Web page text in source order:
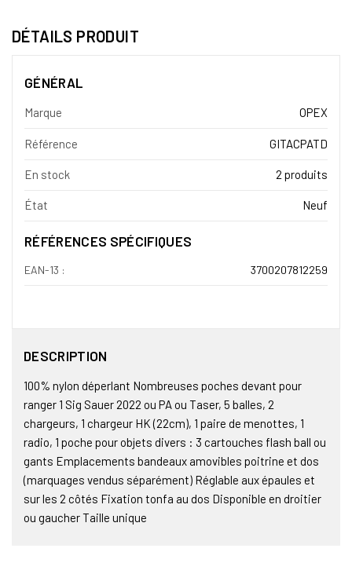
DÉTAILS PRODUIT
GÉNÉRAL
Marque OPEX
Référence GITACPATD
En stock 2 produits
État Neuf
RÉFÉRENCES SPÉCIFIQUES
EAN-13 : 3700207812259
DESCRIPTION
100% nylon déperlant Nombreuses poches devant pour
ranger 1 Sig Sauer 2022 ou PA ou Taser, 5 balles, 2
chargeurs, 1 chargeur HK (22cm), 1 paire de menottes, 1
radio, 1 poche pour objets divers : 3 cartouches flash ball ou
gants Emplacements bandeaux amovibles poitrine et dos
(marquages vendus séparément) Réglable aux épaules et
sur les 2 côtés Fixation tonfa au dos Disponible en droitier
ou gaucher Taille unique